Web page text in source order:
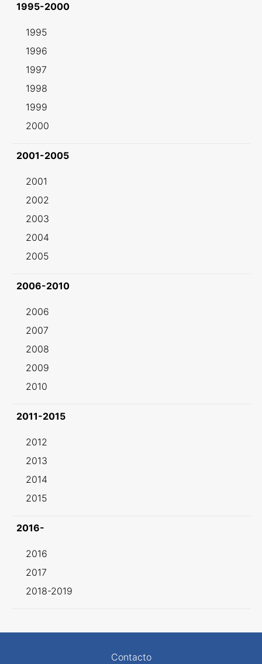
1995-2000
1995
1996
1997
1998
1999
2000
2001-2005
2001
2002
2003
2004
2005
2006-2010
2006
2007
2008
2009
2010
2011-2015
2012
2013
2014
2015
2016-
2016
2017
2018-2019
Contacto